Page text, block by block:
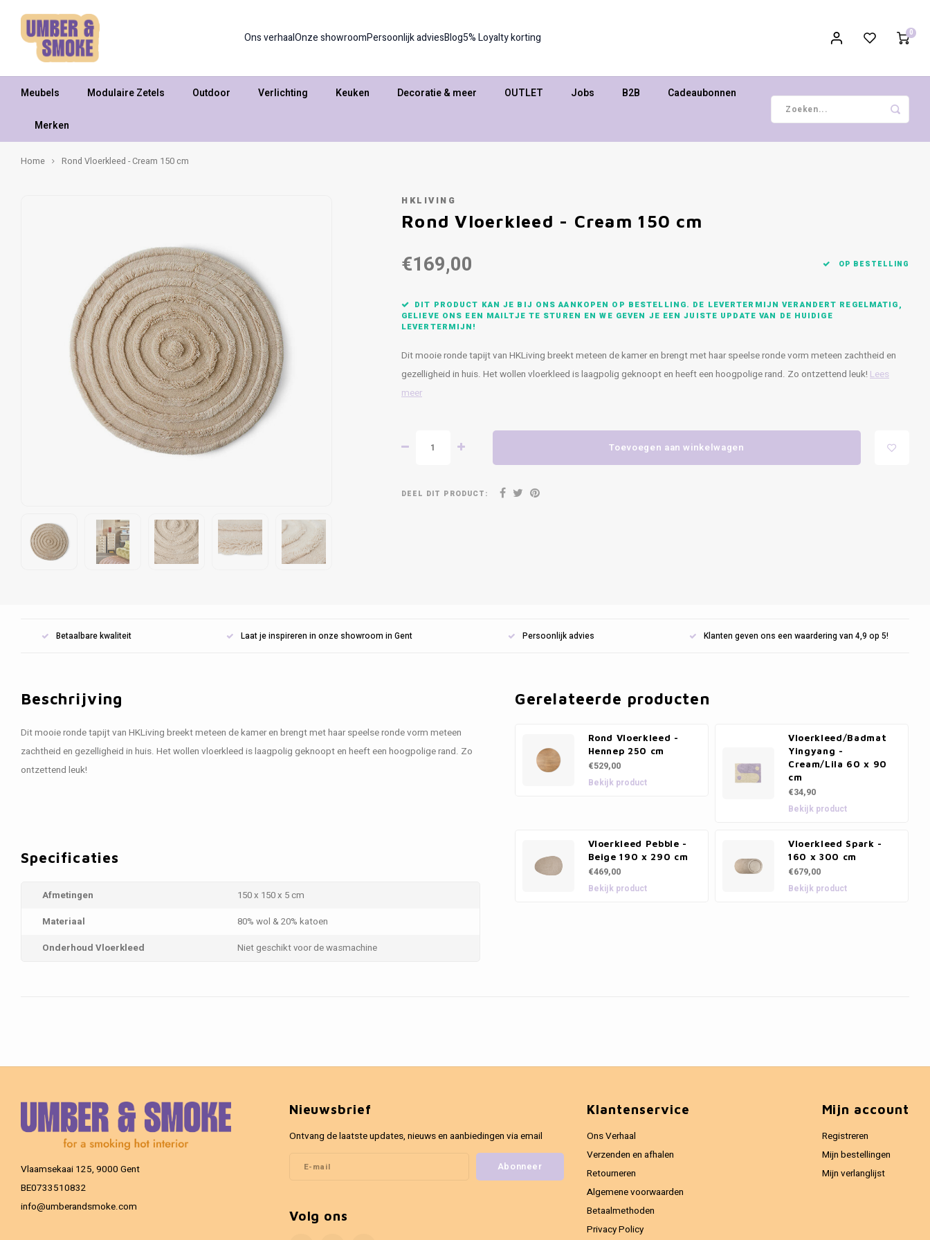
Ons verhaalOnze showroomPersoonlijk adviesBlog5% Loyalty korting 0
Meubels Modulaire Zetels Outdoor Verlichting Keuken Decoratie & meer OUTLET Jobs B2B Cadeaubonnen
Merken
Home Rond Vloerkleed - Cream 150 cm
HKLIVING
Rond Vloerkleed - Cream 150 cm
€169,00 OP BESTELLING
DIT PRODUCT KAN JE BIJ ONS AANKOPEN OP BESTELLING. DE LEVERTERMIJN VERANDERT REGELMATIG,
GELIEVE ONS EEN MAILTJE TE STUREN EN WE GEVEN JE EEN JUISTE UPDATE VAN DE HUIDIGE
LEVERTERMIJN!
Dit mooie ronde tapijt van HKLiving breekt meteen de kamer en brengt met haar speelse ronde vorm meteen zachtheid en
gezelligheid in huis. Het wollen vloerkleed is laagpolig geknoopt en heeft een hoogpolige rand. Zo ontzettend leuk!Lees
meer
Toevoegen aan winkelwagen
DEEL DIT PRODUCT:
Betaalbare kwaliteit Laat je inspireren in onze showroom in Gent Persoonlijk advies Klanten geven ons een waardering van 4,9 op 5!
Beschrijving
Dit mooie ronde tapijt van HKLiving breekt meteen de kamer en brengt met haar speelse ronde vorm meteen
zachtheid en gezelligheid in huis. Het wollen vloerkleed is laagpolig geknoopt en heeft een hoogpolige rand. Zo
ontzettend leuk!
Specificaties
Afmetingen
150 x 150 x 5 cm
Materiaal
80% wol & 20% katoen
Onderhoud Vloerkleed
Niet geschikt voor de wasmachine
Gerelateerde producten
Rond Vloerkleed -
Hennep 250 cm
€529,00
Bekijk product
Vloerkleed/Badmat
Yingyang -
Cream/Lila 60 x 90
cm
€34,90
Bekijk product
Vloerkleed Pebble -
Beige 190 x 290 cm
€469,00
Bekijk product
Vloerkleed Spark -
160 x 300 cm
€679,00
Bekijk product
Vlaamsekaai 125, 9000 Gent
BE0733510832
info@umberandsmoke.com
Nieuwsbrief
Ontvang de laatste updates, nieuws en aanbiedingen via email
Abonneer
Volg ons
Klantenservice
Ons Verhaal
Verzenden en afhalen
Retourneren
Algemene voorwaarden
Betaalmethoden
Privacy Policy
Mijn account
Registreren
Mijn bestellingen
Mijn verlanglijst